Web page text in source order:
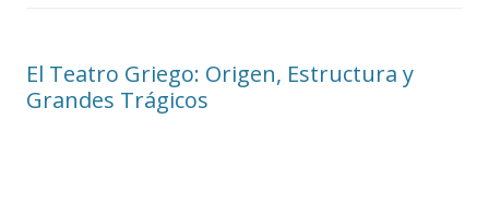
El Teatro Griego: Origen, Estructura y
Grandes Trágicos